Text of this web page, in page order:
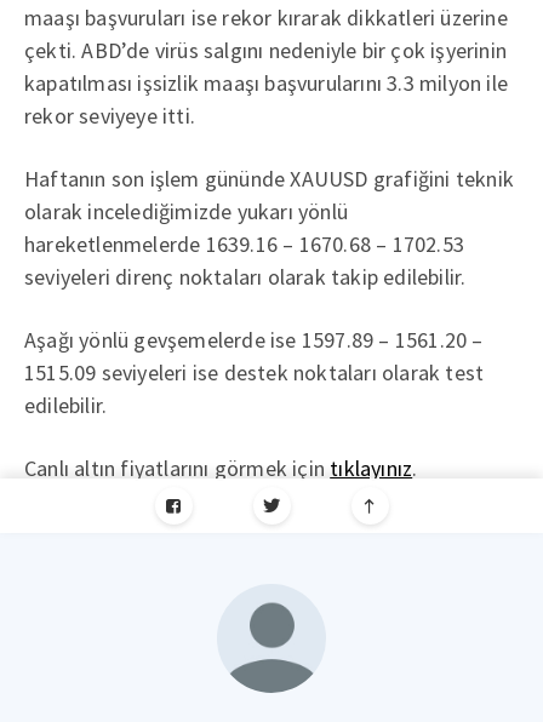
maaşı başvuruları ise rekor kırarak dikkatleri üzerine
çekti. ABD’de virüs salgını nedeniyle bir çok işyerinin
kapatılması işsizlik maaşı başvurularını 3.3 milyon ile
rekor seviyeye itti.
Haftanın son işlem gününde XAUUSD grafiğini teknik
olarak incelediğimizde yukarı yönlü
hareketlenmelerde 1639.16 – 1670.68 – 1702.53
seviyeleri direnç noktaları olarak takip edilebilir.
Aşağı yönlü gevşemelerde ise 1597.89 – 1561.20 –
1515.09 seviyeleri ise destek noktaları olarak test
edilebilir.
Canlı altın fiyatlarını görmek için tıklayınız.